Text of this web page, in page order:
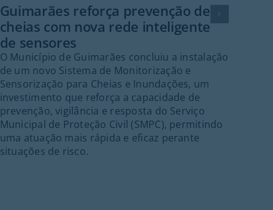
Guimarães reforça prevenção de
cheias com nova rede inteligente
de sensores
O Município de Guimarães concluiu a instalação
de um novo Sistema de Monitorização e
Sensorização para Cheias e Inundações, um
investimento que reforça a capacidade de
prevenção, vigilância e resposta do Serviço
Municipal de Proteção Civil (SMPC), permitindo
uma atuação mais rápida e eficaz perante
situações de risco.